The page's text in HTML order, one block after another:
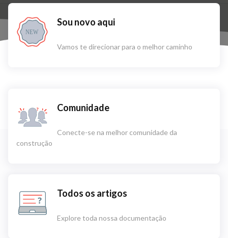
NEW
Sou novo aqui
Vamos te direcionar para o melhor caminho
Comunidade
Conecte-se na melhor comunidade da
construção
Todos os artigos
Explore toda nossa documentação